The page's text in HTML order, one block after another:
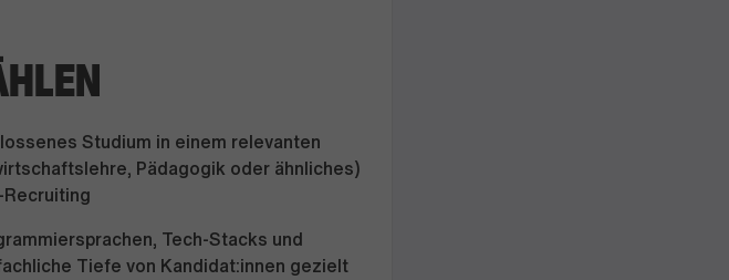
Studium in einem relevanten
Pädagogik oder ähnliches)
Recruiting
Tech-Stacks und
Tiefe von Kandidat:innen gezielt